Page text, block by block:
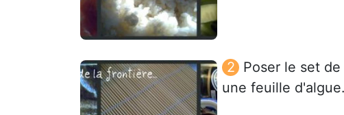
Poser le set
une feuille d'algue.